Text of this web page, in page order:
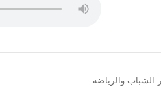
الشباب والرياضة